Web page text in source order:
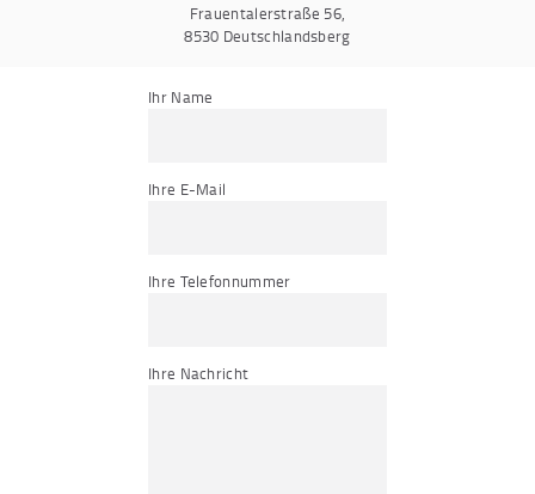
Frauentalerstraße 56,
8530 Deutschlandsberg
Ihr Name
Ihre E-Mail
Ihre Telefonnummer
Ihre Nachricht